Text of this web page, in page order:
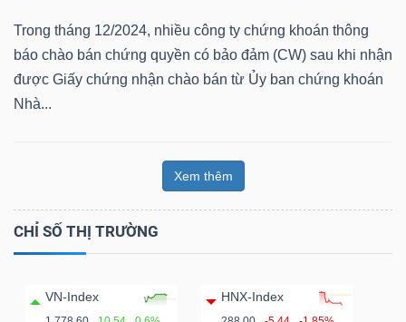
Trong tháng 12/2024, nhiều công ty chứng khoán thông
báo chào bán chứng quyền có bảo đảm (CW) sau khi nhận
được Giấy chứng nhận chào bán từ Ủy ban chứng khoán
Nhà...
Xem thêm
CHỈ SỐ THỊ TRƯỜNG
VN-Index HNX-Index
giả
(-)
(-)
ngữ